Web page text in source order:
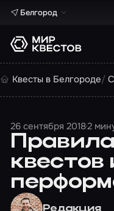
Белгород
Квесты в Белгороде
26 сентября 20182
квестов
Редакция